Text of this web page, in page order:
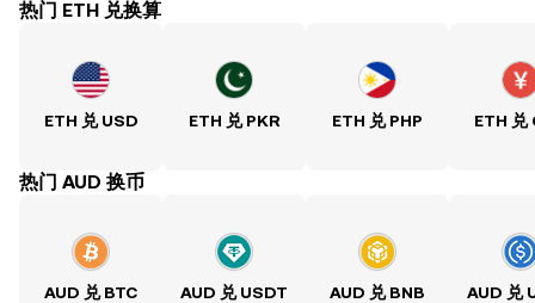
热门 ETH 兑换算
ETH 兑 USD ETH 兑 PKR ETH 兑 PHP ETH 兑
热门 AUD 换币
AUD 兑 BTC AUD 兑 USDT AUD 兑 BNB AUD 兑